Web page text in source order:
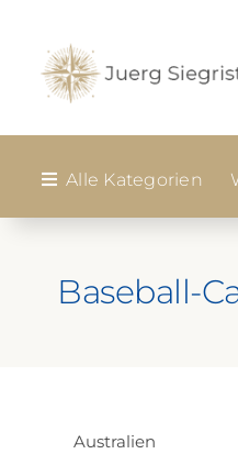
springen
Alle Kategorien
Baseball-
Australien